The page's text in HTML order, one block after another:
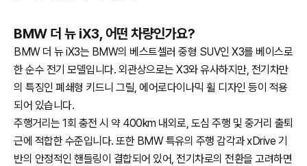
BMW 더 뉴 iX3, 어떤 차량인가요?
BMW 더 뉴 iX3는 BMW의 베스트셀러 중형 SUV인 X3를 베이스로
한 순수 전기 모델입니다. 외관상으로는 X3와 유사하지만, 전기차만
의 특징인 폐쇄형 키드니 그릴, 에어로다이나믹 휠 디자인 등이 적용
되어 있습니다.
주행거리는 1회 충전 시 약 400km 내외로, 도심 주행 및 중거리 출퇴
근에 적합한 수준입니다. 또한 BMW 특유의 주행 감각과 xDrive 기
반의 안정적인 핸들링이 결합되어 있어, 전기차로의 전환을 고려하면